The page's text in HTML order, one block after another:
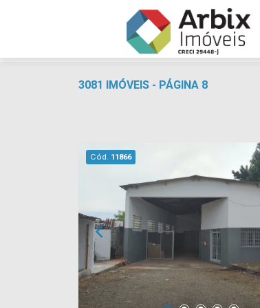
3081 IMÓVEIS - PÁGINA 8
Cód. 11866